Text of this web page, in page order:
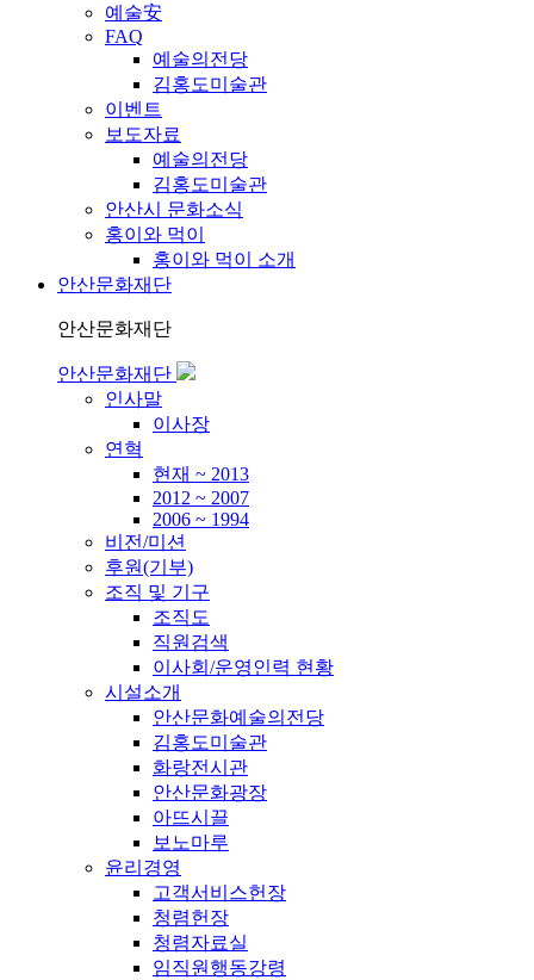
예술安
FAQ
예술의전당
김홍도미술관
이벤트
보도자료
예술의전당
김홍도미술관
안산시 문화소식
홍이와 먹이
홍이와 먹이 소개
안산문화재단
안산문화재단
안산문화재단
인사말
이사장
연혁
현재 ~ 2013
2012 ~ 2007
2006 ~ 1994
비전/미션
후원(기부)
조직 및 기구
조직도
직원검색
이사회/운영인력 현황
시설소개
안산문화예술의전당
김홍도미술관
화랑전시관
안산문화광장
아뜨시끌
보노마루
윤리경영
고객서비스헌장
청렴헌장
청렴자료실
임직원행동강령